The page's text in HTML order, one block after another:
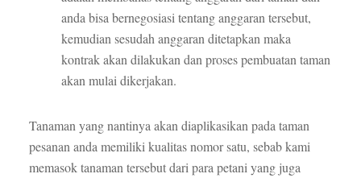
anda bisa bernegosiasi tentang anggaran tersebut,
kemudian sesudah anggaran ditetapkan maka
kontrak akan dilakukan dan proses pembuatan taman
akan mulai dikerjakan.
Tanaman yang nantinya akan diaplikasikan pada taman
pesanan anda memiliki kualitas nomor satu, sebab kami
memasok tanaman tersebut dari para petani yang juga